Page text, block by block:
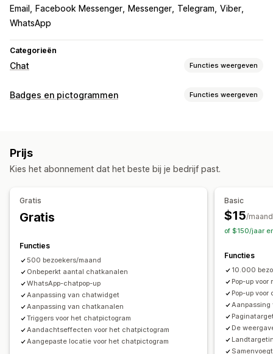
Email Facebook Messenger Messenger Telegram Viber
WhatsApp
Categorieën
Chat Functies weergeven
Aanpassing
Badges en pictogrammen Functies weergeven
Aanpassing
Prijs
Kies het abonnement dat het beste bij je bedrijf past.
Gratis
Gratis
Functies
500 bezoekers/maand
Onbeperkt aantal chatkanalen
WhatsApp-chatpop-up
Aanpassing van chatwidget
Aanpassing van chatkanalen
Triggers voor het chatpictogram
Aandachtseffecten voor het chatpictogram
Aangepaste locatie voor het chatpictogram
Basic
$15/maand
of $150/jaar
Functies
10.000
Pop-up voor
Pop-up
De